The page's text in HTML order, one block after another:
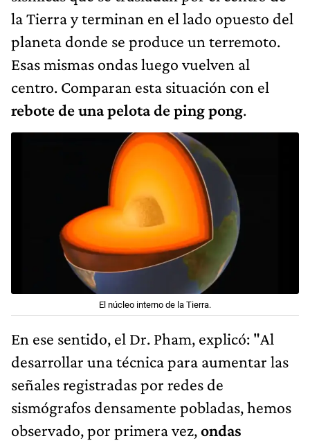
la Tierra y terminan en el lado opuesto del
planeta donde se produce un terremoto.
Esas mismas ondas luego vuelven al
centro. Comparan esta situación con el
rebote de una pelota de ping pong.
El núcleo interno de la Tierra.
En ese sentido, el Dr. Pham, explicó: "Al
desarrollar una técnica para aumentar las
señales registradas por redes de
sismógrafos densamente pobladas, hemos
observado, por primera vez,ondas